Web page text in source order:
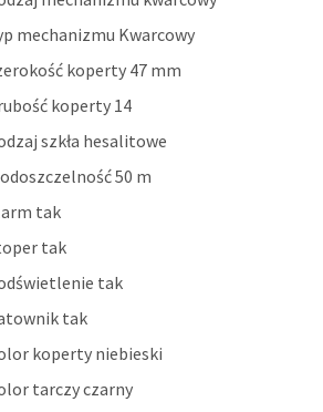
mechanizmu Kwarcowy
koperty 47 mm
koperty 14
szkła hesalitowe
50 m
tak
tak
tak
tak
koperty niebieski
tarczy czarny